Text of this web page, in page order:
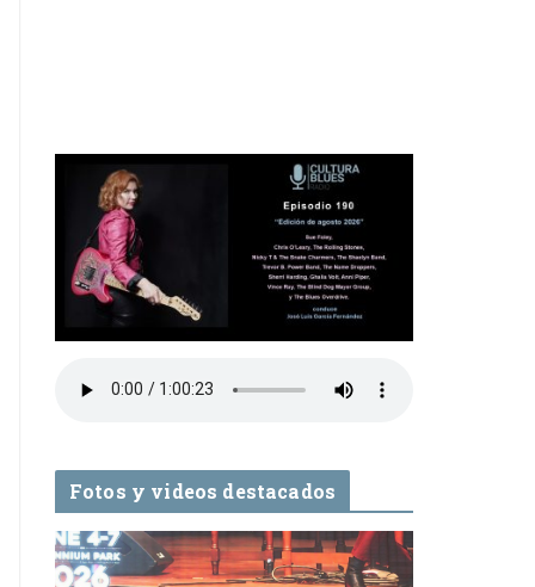
Fotos y videos destacados